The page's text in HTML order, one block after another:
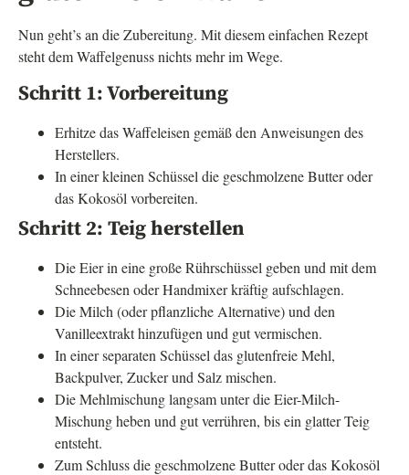
Nun geht’s an die Zubereitung. Mit diesem einfachen Rezept
steht dem Waffelgenuss nichts mehr im Wege.
Schritt 1: Vorbereitung
Erhitze das Waffeleisen gemäß den Anweisungen des
Herstellers.
In einer kleinen Schüssel die geschmolzene Butter oder
das Kokosöl vorbereiten.
Schritt 2: Teig herstellen
Die Eier in eine große Rührschüssel geben und mit dem
Schneebesen oder Handmixer kräftig aufschlagen.
Die Milch (oder pflanzliche Alternative) und den
Vanilleextrakt hinzufügen und gut vermischen.
In einer separaten Schüssel das glutenfreie Mehl,
Backpulver, Zucker und Salz mischen.
Die Mehlmischung langsam unter die Eier-Milch-
Mischung heben und gut verrühren, bis ein glatter Teig
entsteht.
Zum Schluss die geschmolzene Butter oder das Kokosöl